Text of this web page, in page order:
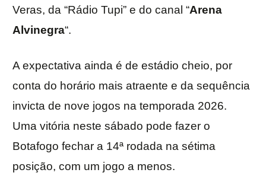
Veras, da “Rádio Tupi” e do canal “Arena
Alvinegra“.
A expectativa ainda é de estádio cheio, por
conta do horário mais atraente e da sequência
invicta de nove jogos na temporada 2026.
Uma vitória neste sábado pode fazer o
Botafogo fechar a 14ª rodada na sétima
posição, com um jogo a menos.